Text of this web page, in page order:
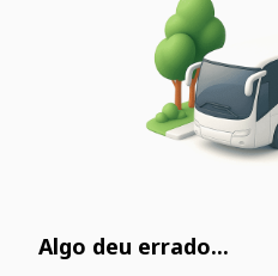
Algo deu errado...